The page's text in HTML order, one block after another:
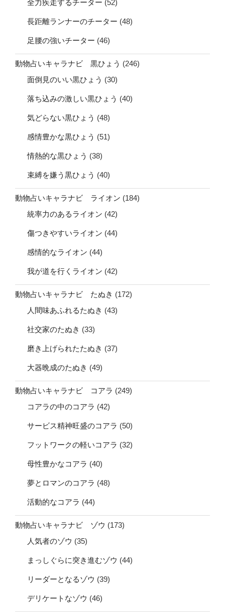
全力疾走するチーター (52)
長距離ランナーのチーター (48)
足腰の強いチーター (46)
動物占いキャラナビ 黒ひょう (246)
面倒見のいい黒ひょう (30)
落ち込みの激しい黒ひょう (40)
気どらない黒ひょう (48)
感情豊かな黒ひょう (51)
情熱的な黒ひょう (38)
束縛を嫌う黒ひょう (40)
動物占いキャラナビ ライオン (184)
統率力のあるライオン (42)
傷つきやすいライオン (44)
感情的なライオン (44)
我が道を行くライオン (42)
動物占いキャラナビ たぬき (172)
人間味あふれるたぬき (43)
社交家のたぬき (33)
磨き上げられたたぬき (37)
大器晩成のたぬき (49)
動物占いキャラナビ コアラ (249)
コアラの中のコアラ (42)
サービス精神旺盛のコアラ (50)
フットワークの軽いコアラ (32)
母性豊かなコアラ (40)
夢とロマンのコアラ (48)
活動的なコアラ (44)
動物占いキャラナビ ゾウ (173)
人気者のゾウ (35)
まっしぐらに突き進むゾウ (44)
リーダーとなるゾウ (39)
デリケートなゾウ (46)